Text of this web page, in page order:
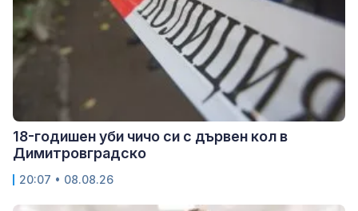
18-годишен уби чичо си с дървен кол в
Димитровградско
20:07 • 08.08.26